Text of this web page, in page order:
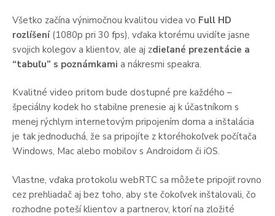
Všetko začína výnimočnou kvalitou videa vo Full HD
rozlíšení(1080p pri 30 fps), vďaka ktorému uvidíte jasne
svojich kolegov a klientov, ale aj zdieľané prezentácie a
“tabuľu” s poznámkami a nákresmi speakra.
Kvalitné video pritom bude dostupné pre každého –
špeciálny kodek ho stabilne prenesie aj k účastníkom s
menej rýchlym internetovým pripojením doma a inštalácia
je tak jednoduchá, že sa pripojíte z ktoréhokoľvek počítača
Windows, Mac alebo mobilov s Androidom či iOS.
Vlastne, vďaka protokolu webRTC sa môžete pripojiť rovno
cez prehliadač aj bez toho, aby ste čokoľvek inštalovali, čo
rozhodne poteší klientov a partnerov, ktorí na zložité